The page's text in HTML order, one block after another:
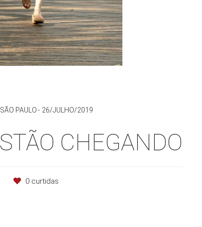
PAULO 26/JULHO/2019
CHEGANDO
0 curtidas